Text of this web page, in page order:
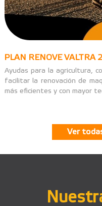
PLAN RENOVE VALTRA
Ayudas para la agricultura,
facilitar la renovación de
más eficientes y con mayor
Ver